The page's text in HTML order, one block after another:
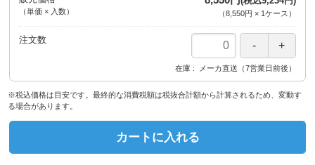
（単価 × 入数） （8,550円 × 1ケース ）
注文数
在庫 メーカ直送（7営業日前後）
※税込価格は目安です。最終的な消費税額は税抜合計額から計算されるため、変動す
る場合があります。
カートに入れる